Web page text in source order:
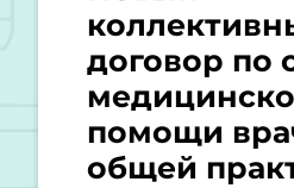
договор по
помощи
общей